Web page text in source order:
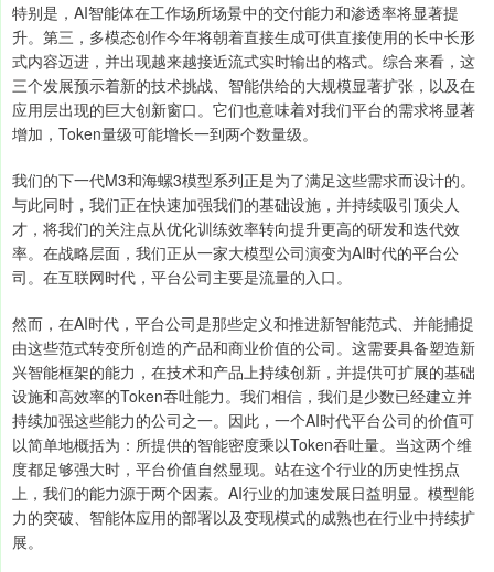
特别是，AI智能体在工作场所场景中的交付能力和渗透率将显著提
升。第三，多模态创作今年将朝着直接生成可供直接使用的长中长形
式内容迈进，并出现越来越接近流式实时输出的格式。综合来看，这
三个发展预示着新的技术挑战、智能供给的大规模显著扩张，以及在
应用层出现的巨大创新窗口。它们也意味着对我们平台的需求将显著
增加，Token量级可能增长一到两个数量级。
我们的下一代M3和海螺3模型系列正是为了满足这些需求而设计的。
与此同时，我们正在快速加强我们的基础设施，并持续吸引顶尖人
才，将我们的关注点从优化训练效率转向提升更高的研发和迭代效
率。在战略层面，我们正从一家大模型公司演变为AI时代的平台公
司。在互联网时代，平台公司主要是流量的入口。
然而，在AI时代，平台公司是那些定义和推进新智能范式、并能捕捉
由这些范式转变所创造的产品和商业价值的公司。这需要具备塑造新
兴智能框架的能力，在技术和产品上持续创新，并提供可扩展的基础
设施和高效率的Token吞吐能力。我们相信，我们是少数已经建立并
持续加强这些能力的公司之一。因此，一个AI时代平台公司的价值可
以简单地概括为：所提供的智能密度乘以Token吞吐量。当这两个维
度都足够强大时，平台价值自然显现。站在这个行业的历史性拐点
上，我们的能力源于两个因素。AI行业的加速发展日益明显。模型能
力的突破、智能体应用的部署以及变现模式的成熟也在行业中持续扩
展。